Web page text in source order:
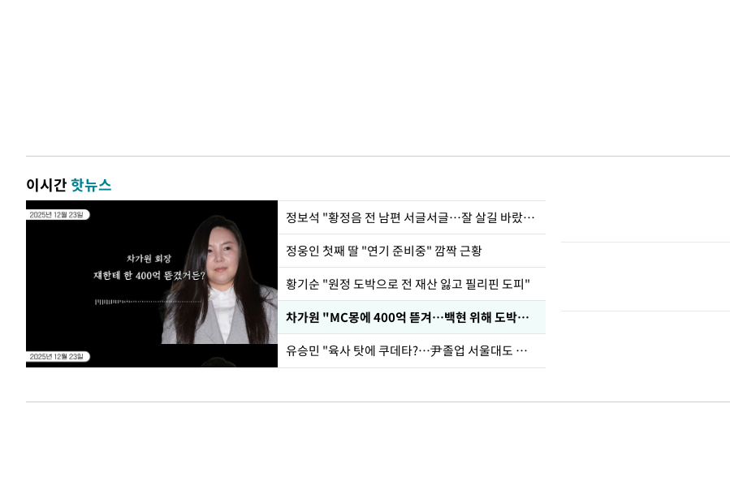
이시간핫뉴스
정보석 "황정음 전 남편 서글서글…잘 살길 바랐는데"
정웅인 첫째 딸 "연기 준비중" 깜짝 근황
황기순 "원정 도박으로 전 재산 잃고 필리핀 도피"
차가원 "MC몽에 400억 뜯겨…백현 위해 도박빚 갚아줘"
유승민 "육사 탓에 쿠데타?…尹졸업 서울대도 없애나"